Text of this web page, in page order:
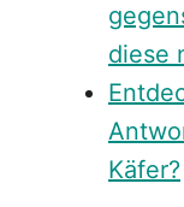
diese
Käfer?